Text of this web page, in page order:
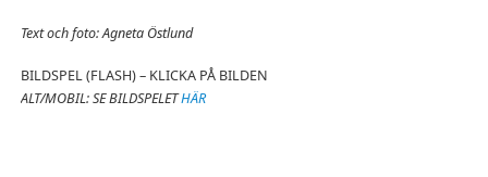
Text och foto: Agneta Östlund
BILDSPEL (FLASH) – KLICKA PÅ BILDEN
ALT/MOBIL: SE BILDSPELETHÄR